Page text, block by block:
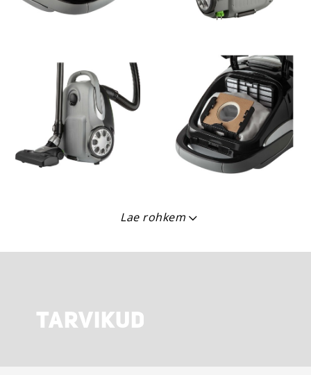
Lae rohkem
TARVIKUD